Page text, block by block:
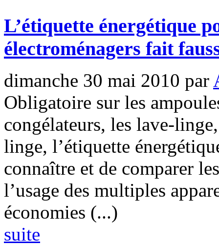
L’étiquette énergétique
électroménagers fait
dimanche 30 mai 2010 par
Obligatoire sur les
congélateurs, les lave-
linge, l’étiquette
connaître et de comparer
l’usage des multiples
économies (...)
suite